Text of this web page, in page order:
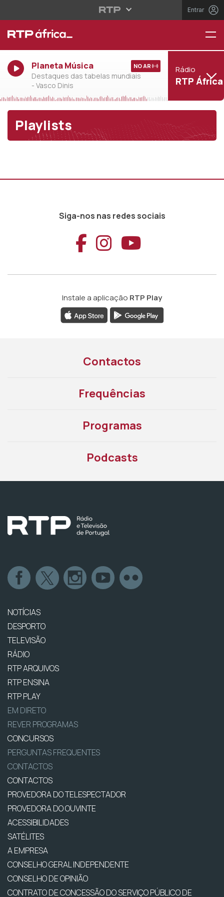
Entrar
Planeta Música
Destaques das tabelas mundiais
- Vasco Dinis
NO AR Rádio
RTP África
Playlists
Siga-nos nas redes sociais
Aceder ao
Aceder ao
Aceder
Instale a aplicação RTP Play
Contactos
Frequências
Programas
Podcasts
NOTÍCIAS
DESPORTO
TELEVISÃO
RÁDIO
RTP ARQUIVOS
RTP ENSINA
RTP PLAY
EM DIRETO
REVER PROGRAMAS
CONCURSOS
PERGUNTAS FREQUENTES
CONTACTOS
CONTACTOS
PROVEDORA DO TELESPECTADOR
PROVEDORA DO OUVINTE
ACESSIBILIDADES
SATÉLITES
A EMPRESA
CONSELHO GERAL INDEPENDENTE
CONSELHO DE OPINIÃO
CONTRATO DE CONCESSÃO DO SERVIÇO PÚBLICO DE